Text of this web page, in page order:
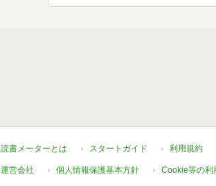
読書メーターとは スタートガイド 利用規約
運営会社 個人情報保護基本方針 Cookie等の利